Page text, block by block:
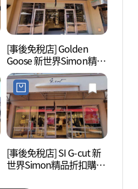
[事後免稅店] Golden
Goose 新世界Simon精品
折扣購物中心驪州店(골
든구스 신세계사이먼프
리미엄아울렛 여주점)
[事後免稅店] SI G-cut 新
世界Simon精品折扣購物